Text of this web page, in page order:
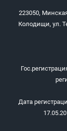
223050,
Колодищи, ул.
Дата